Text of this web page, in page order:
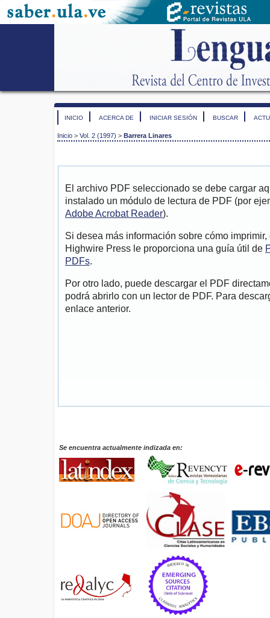
INICIO ACERCA DE INICIAR SESIÓN BUSCAR
Inicio > Vol. 2 (1997) > Barrera Linares
El archivo PDF seleccionado se debe cargar
instalado un módulo de lectura de PDF (por
Adobe Acrobat Reader).
Si desea más información sobre cómo
Highwire Press le proporciona una guía útil de
PDFs.
Por otro lado, puede descargar el PDF
podrá abrirlo con un lector de PDF. Para
enlace anterior.
Se encuentra actualmente indizada en: